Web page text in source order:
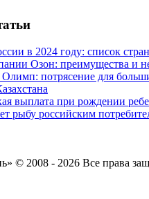
в 2024 году: список стран
Озон: преимущества и
потрясение для
выплата при рождении
рыбу российским
© 2008 - 2026 Все права